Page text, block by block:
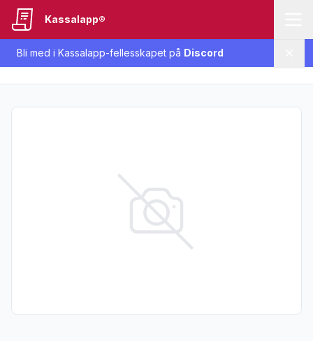
Bli med i Kassalapp-fellesskapet på Discord
Kassalapp®